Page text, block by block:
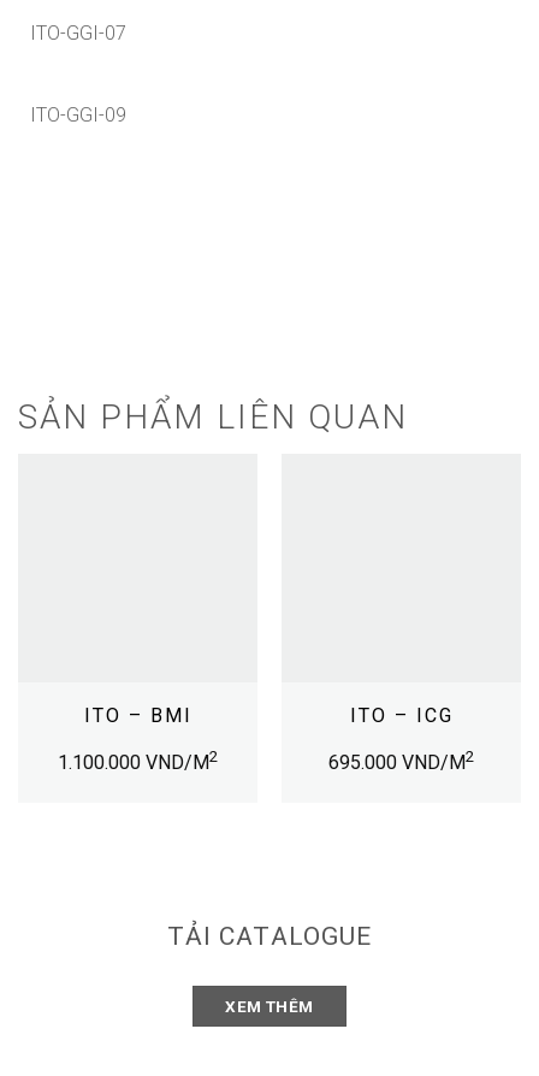
ITO-GGI-07
ITO-GGI-09
SẢN PHẨM LIÊN QUAN
ITO – BMI
1.100.000 VND/M2
ITO – ICG
695.000 VND/M2
TẢI CATALOGUE
XEM THÊM